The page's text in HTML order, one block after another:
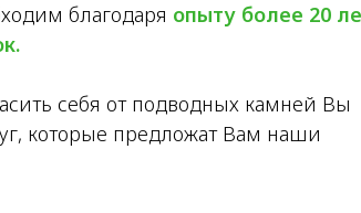
благодаря опыту более 20
себя от подводных камней Вы
которые предложат Вам наши